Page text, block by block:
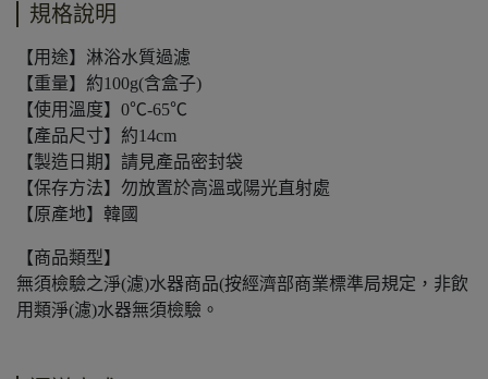
規格說明
【用途】淋浴水質過濾
【重量】約100g(含盒子)
【使用溫度】0℃-65℃
【產品尺寸】約14cm
【製造日期】請見產品密封袋
【保存方法】勿放置於高溫或陽光直射處
【原產地】韓國
【商品類型】
無須檢驗之淨(濾)水器商品(按經濟部商業標準局規定，非飲
用類淨(濾)水器無須檢驗。